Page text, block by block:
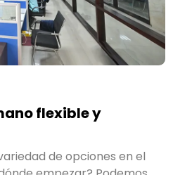
flexible y